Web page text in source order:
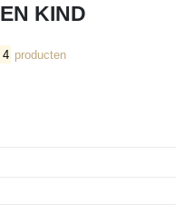
EN KIND
4 producten